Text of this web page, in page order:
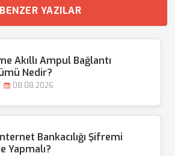
BENZER YAZILAR
Akıllı Ampul Bağlantı
Nedir?
08.08.2026
Bankacılığı Şifremi
Yapmalı?